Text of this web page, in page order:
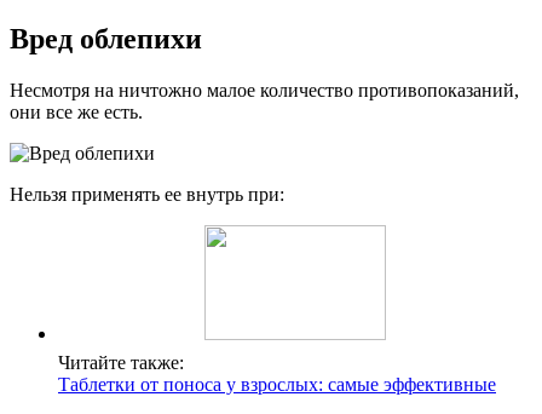
Вред облепихи
Несмотря на ничтожно малое количество противопоказаний,
они все же есть.
Нельзя применять ее внутрь при:
Читайте также:
Таблетки от поноса у взрослых: самые эффективные